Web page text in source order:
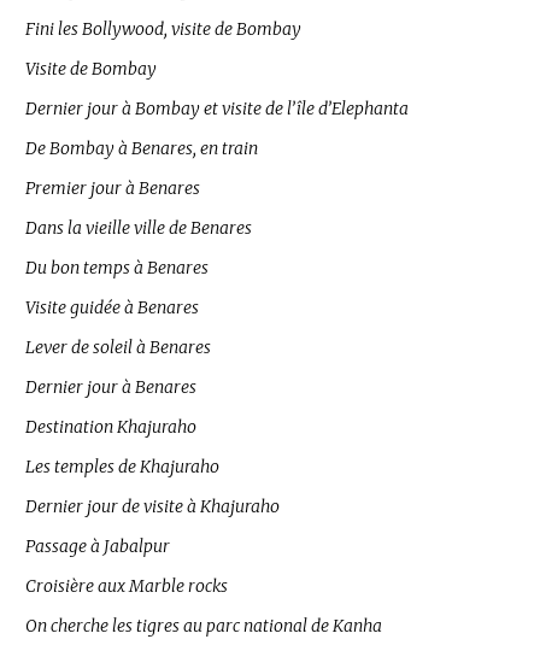
Fini les Bollywood, visite de Bombay
Visite de Bombay
Dernier jour à Bombay et visite de l’île d’Elephanta
De Bombay à Benares, en train
Premier jour à Benares
Dans la vieille ville de Benares
Du bon temps à Benares
Visite guidée à Benares
Lever de soleil à Benares
Dernier jour à Benares
Destination Khajuraho
Les temples de Khajuraho
Dernier jour de visite à Khajuraho
Passage à Jabalpur
Croisière aux Marble rocks
On cherche les tigres au parc national de Kanha